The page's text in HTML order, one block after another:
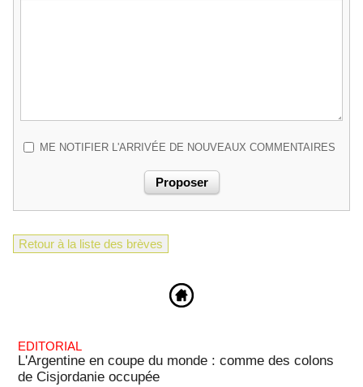
ME NOTIFIER L'ARRIVÉE DE NOUVEAUX COMMENTAIRES
Retour à la liste des brèves
EDITORIAL
L'Argentine en coupe du monde : comme des colons
de Cisjordanie occupée